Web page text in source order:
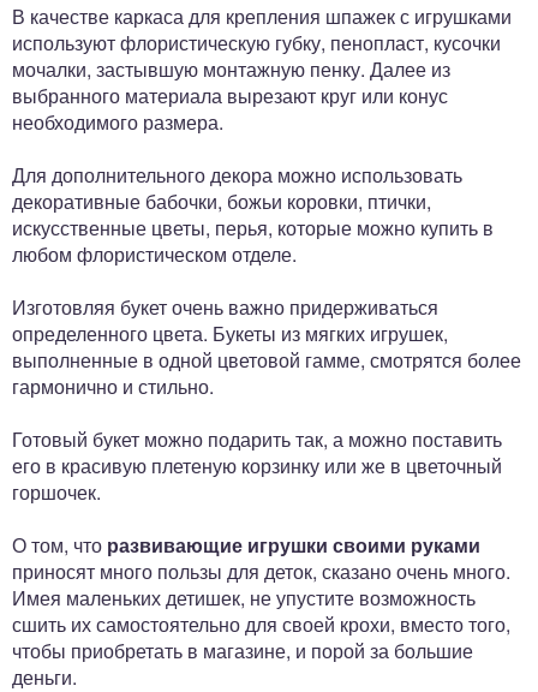
В качестве каркаса для крепления шпажек с игрушками
используют флористическую губку, пенопласт, кусочки
мочалки, застывшую монтажную пенку. Далее из
выбранного материала вырезают круг или конус
необходимого размера.
Для дополнительного декора можно использовать
декоративные бабочки, божьи коровки, птички,
искусственные цветы, перья, которые можно купить в
любом флористическом отделе.
Изготовляя букет очень важно придерживаться
определенного цвета. Букеты из мягких игрушек,
выполненные в одной цветовой гамме, смотрятся более
гармонично и стильно.
Готовый букет можно подарить так, а можно поставить
его в красивую плетеную корзинку или же в цветочный
горшочек.
О том, что развивающие игрушки своими руками
приносят много пользы для деток, сказано очень много.
Имея маленьких детишек, не упустите возможность
сшить их самостоятельно для своей крохи, вместо того,
чтобы приобретать в магазине, и порой за большие
деньги.